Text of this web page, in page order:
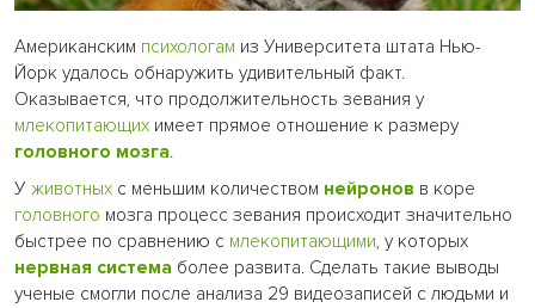
Американским психологам из Университета штата Нью-
Йорк удалось обнаружить удивительный факт.
Оказывается, что продолжительность зевания у
млекопитающих имеет прямое отношение к размеру
головного мозга.
У животных с меньшим количеством нейронов в коре
головного мозга процесс зевания происходит значительно
быстрее по сравнению с млекопитающими, у которых
нервная система более развита. Сделать такие выводы
ученые смогли после анализа 29 видеозаписей с людьми и